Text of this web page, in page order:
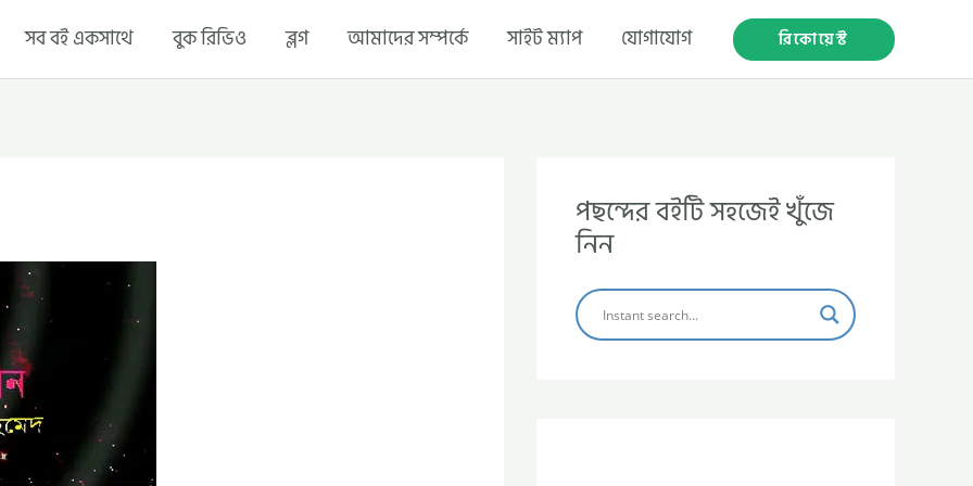
সব বই একসাথে বুক রিভিও ব্লগ আমাদের সম্পর্কে সাইট ম্যাপ যোগাযোগ রিকোয়েস্ট
পছন্দের বইটি সহজেই খুঁজে
নিন